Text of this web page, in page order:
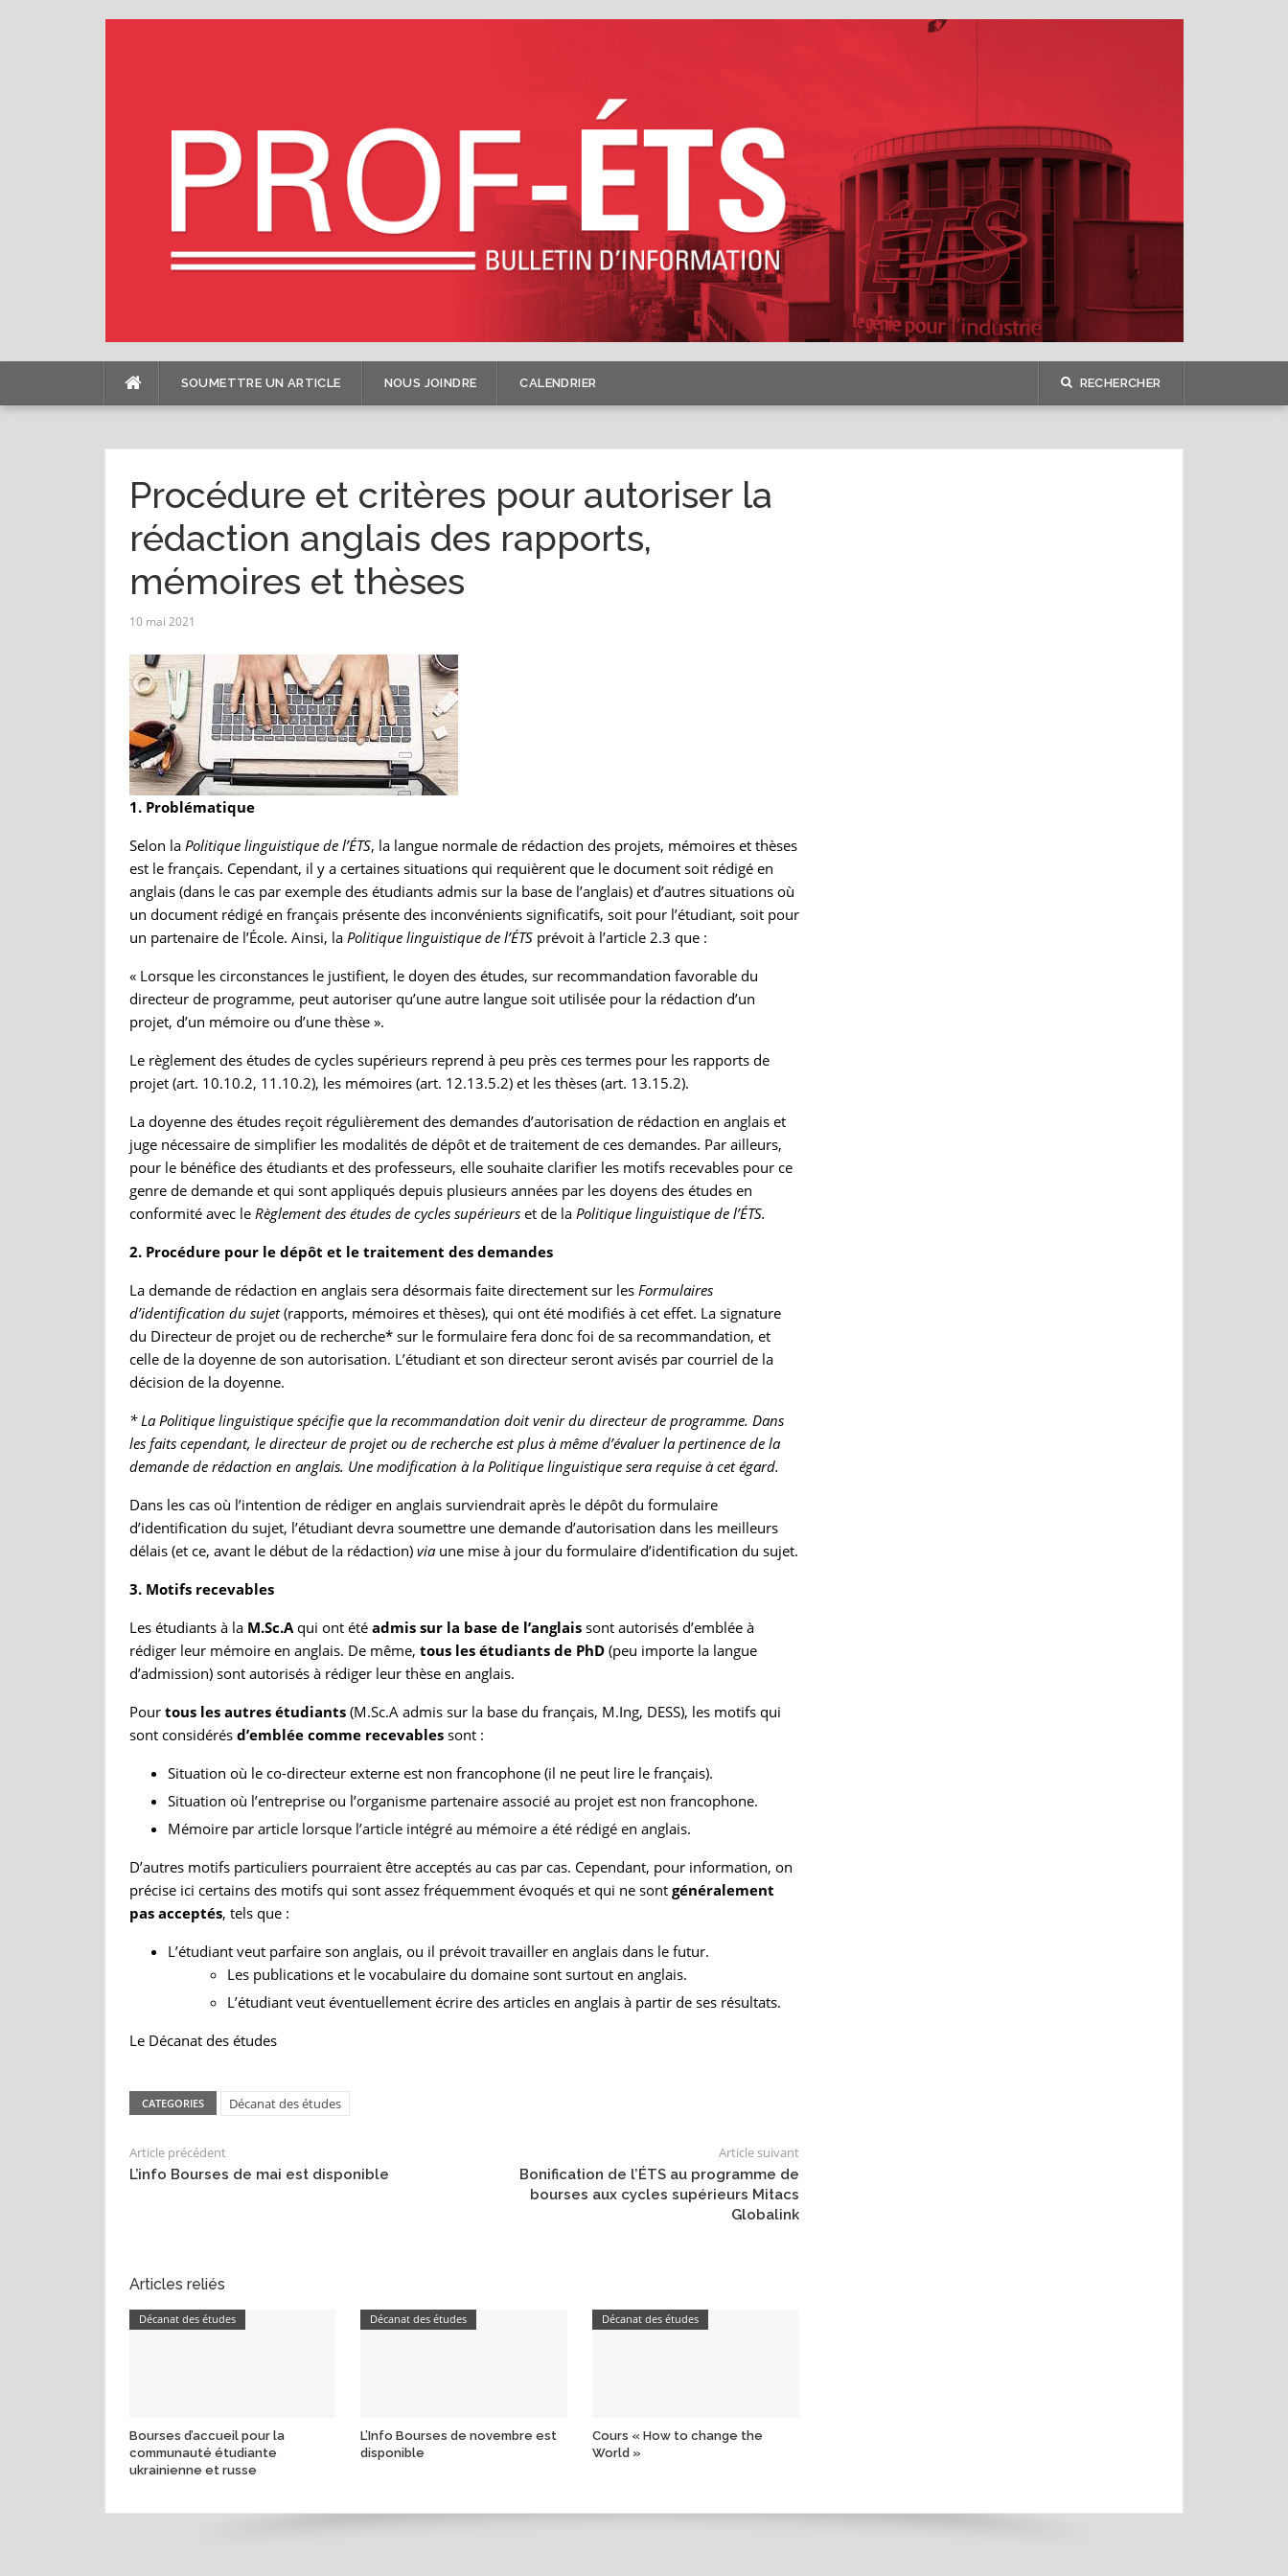
SOUMETTRE UN ARTICLE NOUS JOINDRE CALENDRIER RECHERCHER
Procédure et critères pour autoriser la
rédaction anglais des rapports,
mémoires et thèses
10 mai 2021
1. Problématique
Selon la Politique linguistique de l’ÉTS, la langue normale de rédaction des projets, mémoires et thèses
est le français. Cependant, il y a certaines situations qui requièrent que le document soit rédigé en
anglais (dans le cas par exemple des étudiants admis sur la base de l’anglais) et d’autres situations où
un document rédigé en français présente des inconvénients significatifs, soit pour l’étudiant, soit pour
un partenaire de l’École. Ainsi, la Politique linguistique de l’ÉTSprévoit à l’article 2.3 que :
« Lorsque les circonstances le justifient, le doyen des études, sur recommandation favorable du
directeur de programme, peut autoriser qu’une autre langue soit utilisée pour la rédaction d’un
projet, d’un mémoire ou d’une thèse ».
Le règlement des études de cycles supérieurs reprend à peu près ces termes pour les rapports de
projet (art. 10.10.2, 11.10.2), les mémoires (art. 12.13.5.2) et les thèses (art. 13.15.2).
La doyenne des études reçoit régulièrement des demandes d’autorisation de rédaction en anglais et
juge nécessaire de simplifier les modalités de dépôt et de traitement de ces demandes. Par ailleurs,
pour le bénéfice des étudiants et des professeurs, elle souhaite clarifier les motifs recevables pour ce
genre de demande et qui sont appliqués depuis plusieurs années par les doyens des études en
conformité avec le Règlement des études de cycles supérieurset de la Politique linguistique de l’ÉTS.
2. Procédure pour le dépôt et le traitement des demandes
La demande de rédaction en anglais sera désormais faite directement sur les Formulaires
d’identification du sujet(rapports, mémoires et thèses), qui ont été modifiés à cet effet. La signature
du Directeur de projet ou de recherche* sur le formulaire fera donc foi de sa recommandation, et
celle de la doyenne de son autorisation. L’étudiant et son directeur seront avisés par courriel de la
décision de la doyenne.
* La Politique linguistique spécifie que la recommandation doit venir du directeur de programme. Dans
les faits cependant, le directeur de projet ou de recherche est plus à même d’évaluer la pertinence de la
demande de rédaction en anglais. Une modification à la Politique linguistique sera requise à cet égard.
Dans les cas où l’intention de rédiger en anglais surviendrait après le dépôt du formulaire
d’identification du sujet, l’étudiant devra soumettre une demande d’autorisation dans les meilleurs
délais (et ce, avant le début de la rédaction) viaune mise à jour du formulaire d’identification du sujet.
3. Motifs recevables
Les étudiants à la M.Sc.Aqui ont été admis sur la base de l’anglaissont autorisés d’emblée à
rédiger leur mémoire en anglais. De même, tous les étudiants de PhD (peu importe la langue
d’admission) sont autorisés à rédiger leur thèse en anglais.
Pour tous les autres étudiants(M.Sc.A admis sur la base du français, M.Ing, DESS), les motifs qui
sont considérés d’emblée comme recevablessont :
Situation où le co-directeur externe est non francophone (il ne peut lire le français).
Situation où l’entreprise ou l’organisme partenaire associé au projet est non francophone.
Mémoire par article lorsque l’article intégré au mémoire a été rédigé en anglais.
D’autres motifs particuliers pourraient être acceptés au cas par cas. Cependant, pour information, on
précise ici certains des motifs qui sont assez fréquemment évoqués et qui ne sont généralement
pas acceptés, tels que :
L’étudiant veut parfaire son anglais, ou il prévoit travailler en anglais dans le futur.
Les publications et le vocabulaire du domaine sont surtout en anglais.
L’étudiant veut éventuellement écrire des articles en anglais à partir de ses résultats.
Le Décanat des études
CATEGORIES Décanat des études
Article précédent
L’info Bourses de mai est disponible
Article suivant
Bonification de l’ÉTS au programme de
bourses aux cycles supérieurs Mitacs
Globalink
Articles reliés
Décanat des études
Bourses d’accueil pour la
communauté étudiante
ukrainienne et russe
Décanat des études
L’Info Bourses de novembre est
disponible
Décanat des études
Cours « How to change the
World »